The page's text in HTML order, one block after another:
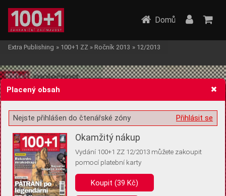
Žádost o souhlas s ukládáním volitelných informací
Pro základní fungování webu nepotřebujeme ukládat žádné informace
(tzv. cookies apod.). Rádi bychom vás ale požádali o souhlas s
Domů
Extra Publishing » 100+1 ZZ » Ročník 2013 » 12/2013
Placený obsah
Přihlásit se
Nejste přihlášen do čtenářské zóny
Okamžitý nákup
Vydání 100+1 ZZ 12/2013 můžete zakoupit
pomocí platební karty
Koupit (39 Kč)